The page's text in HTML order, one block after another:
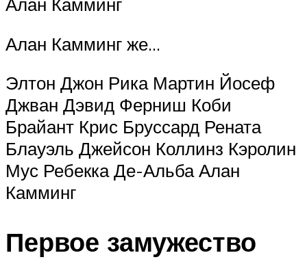
Алан Камминг же…
Элтон Джон Рика Мартин Йосеф
Джван Дэвид Ферниш Коби
Брайант Крис Бруссард Рената
Блауэль Джейсон Коллинз Кэролин
Мус Ребекка Де-Альба Алан
Камминг
Первое замужество